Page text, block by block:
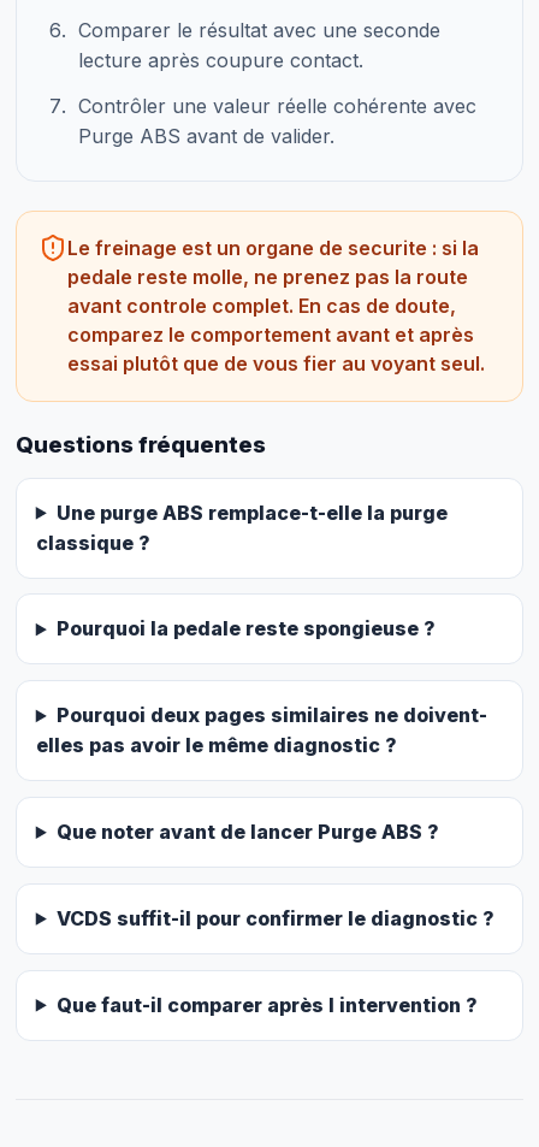
Comparer le résultat avec une seconde
lecture après coupure contact.
Contrôler une valeur réelle cohérente avec
Purge ABS avant de valider.
Le freinage est un organe de securite : si la
pedale reste molle, ne prenez pas la route
avant controle complet. En cas de doute,
comparez le comportement avant et après
essai plutôt que de vous fier au voyant seul.
Questions fréquentes
Une purge ABS remplace-t-elle la purge
classique ?
Pourquoi la pedale reste spongieuse ?
Pourquoi deux pages similaires ne doivent-
elles pas avoir le même diagnostic ?
Que noter avant de lancer Purge ABS ?
VCDS suffit-il pour confirmer le diagnostic ?
Que faut-il comparer après l intervention ?